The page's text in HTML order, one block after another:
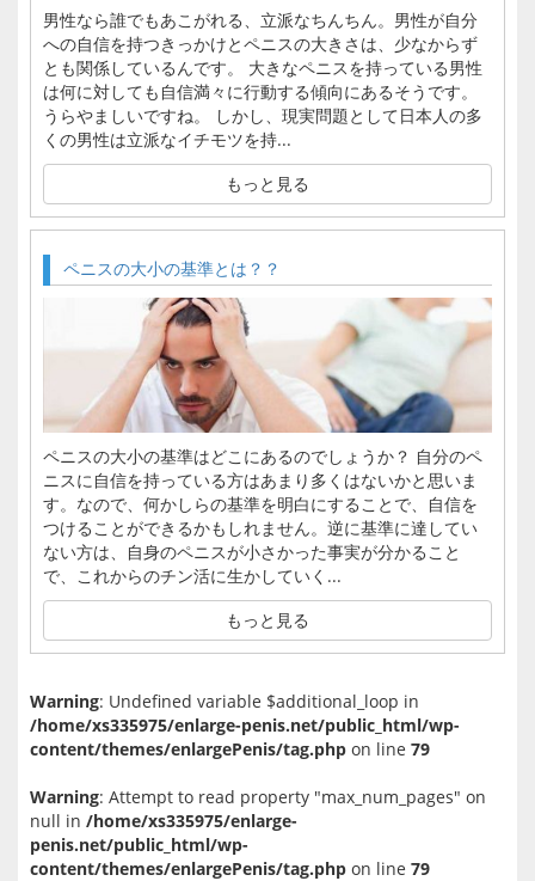
男性なら誰でもあこがれる、立派なちんちん。男性が自分
への自信を持つきっかけとペニスの大きさは、少なからず
とも関係しているんです。 大きなペニスを持っている男性
は何に対しても自信満々に行動する傾向にあるそうです。
うらやましいですね。 しかし、現実問題として日本人の多
くの男性は立派なイチモツを持...
もっと見る
ペニスの大小の基準とは？？
ペニスの大小の基準はどこにあるのでしょうか？ 自分のペ
ニスに自信を持っている方はあまり多くはないかと思いま
す。なので、何かしらの基準を明白にすることで、自信を
つけることができるかもしれません。逆に基準に達してい
ない方は、自身のペニスが小さかった事実が分かること
で、これからのチン活に生かしていく...
もっと見る
Warning: Undefined variable $additional_loop in
/home/xs335975/enlarge-penis.net/public_html/wp-
content/themes/enlargePenis/tag.php on line 79
Warning: Attempt to read property "max_num_pages" on
null in /home/xs335975/enlarge-
penis.net/public_html/wp-
content/themes/enlargePenis/tag.php on line 79